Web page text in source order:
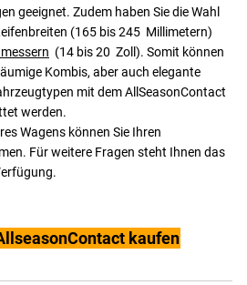
geeignet. Zudem haben Sie die Wahl
(165 bis 245 Millimetern)
(14 bis 20 Zoll). Somit können
Kombis, aber auch elegante
mit dem AllSeasonContact
werden.
Wagens können Sie Ihren
Für weitere Fragen steht Ihnen das
kaufen